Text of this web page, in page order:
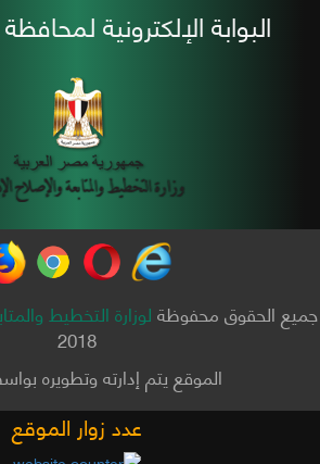
البوابة الإلكترونية لمحافظة
جميع الحقوق محفوظةلوزارة التخطيط
2018
الموقع يتم إدارته وتطويره
عدد زوار الموقع